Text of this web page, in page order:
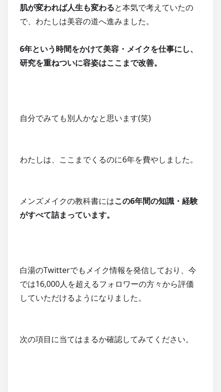
肌が変われば人生も変わると本気で考えていたの
で、わたしは美容の道へ進みました。
6年という時間をかけて美容・メイクを仕事にし、
研究を重ねついに容姿はここまで改善。
自分でみても別人かなと思います(笑)
わたしは、ここまでくるのに6年を費やしました。
メンズメイクの教科書にはこの6年間の知識・経験
がすべて詰まっています。
白湯のTwitterでもメイク情報を発信しており、今
では16,000人を超えるフォロワーの方々から評価
していただけるようになりました。
次の項目に当てはまるか確認してみてください。